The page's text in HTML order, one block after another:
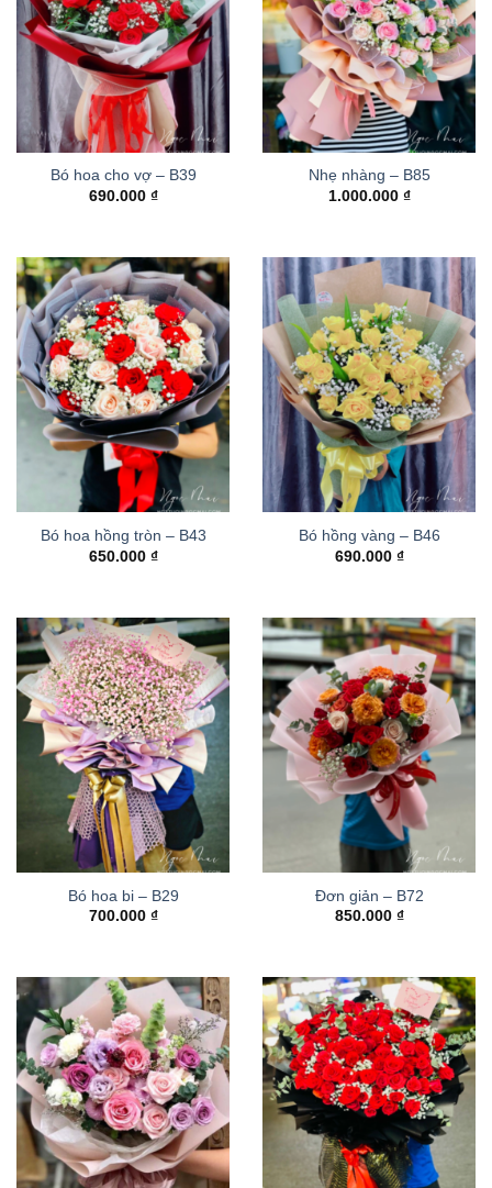
Bó hoa cho vợ – B39
690.000 ₫
Nhẹ nhàng – B85
1.000.000 ₫
Bó hoa hồng tròn – B43
650.000 ₫
Bó hồng vàng – B46
690.000 ₫
Bó hoa bi – B29
700.000 ₫
Đơn giản – B72
850.000 ₫